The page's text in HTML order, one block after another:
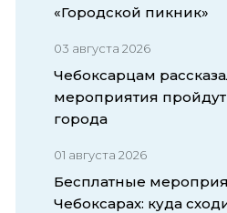
«Городской пикник»
03 августа 2026
Чебоксарцам
мероприятия
города
01 августа 2026
Бесплатные
Чебоксарах: куда